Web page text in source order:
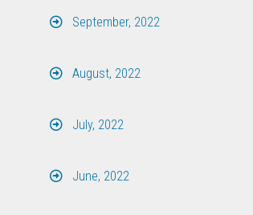
September, 2022
August, 2022
July, 2022
June, 2022